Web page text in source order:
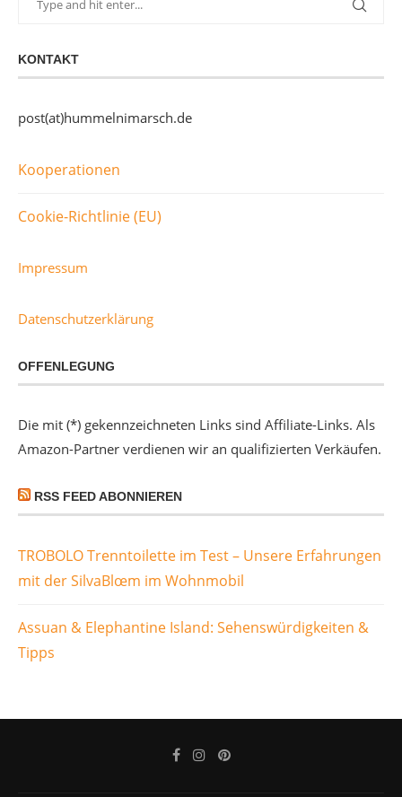
KONTAKT
post(at)hummelnimarsch.de
Kooperationen
Cookie-Richtlinie (EU)
Impressum
Datenschutzerklärung
OFFENLEGUNG
Die mit (*) gekennzeichneten Links sind Affiliate-Links. Als
Amazon-Partner verdienen wir an qualifizierten Verkäufen.
RSS FEED ABONNIEREN
TROBOLO Trenntoilette im Test – Unsere Erfahrungen
mit der SilvaBlœm im Wohnmobil
Assuan & Elephantine Island: Sehenswürdigkeiten &
Tipps